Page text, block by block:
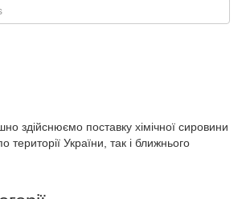
здійснюємо поставку хімічної сировини
території України, так і ближнього